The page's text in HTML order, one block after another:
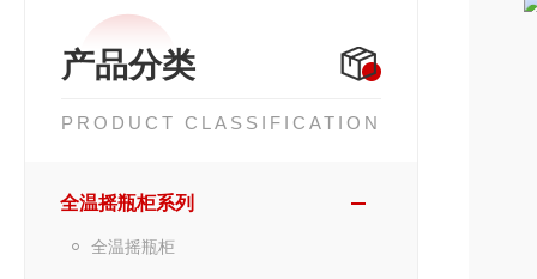
产品分类
PRODUCT CLASSIFICATION
全温摇瓶柜系列
全温摇瓶柜